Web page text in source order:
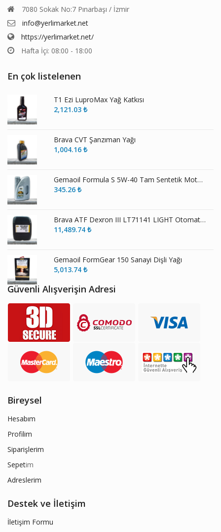
7080 Sokak No:7 Pınarbaşı / İzmir
info@yerlimarket.net
https://yerlimarket.net/
Hafta İçi: 08:00 - 18:00
En çok listelenen
T1 Ezi LuproMax Yağ Katkısı
2,121.03 ₺
Brava CVT Şanzıman Yağı
1,004.16 ₺
Gemaoil Formula S 5W-40 Tam Sentetik Motor Yağı
345.26 ₺
Brava ATF Dexron III LT71141 LIGHT Otomatik Şanzıman Yağı
11,489.74 ₺
Gemaoil FormGear 150 Sanayi Dişli Yağı
5,013.74 ₺
Güvenli Alışverişin Adresi
Bireysel
Hesabım
Profilim
Siparişlerim
Sepetim
Adreslerim
Destek ve İletişim
İletişim Formu